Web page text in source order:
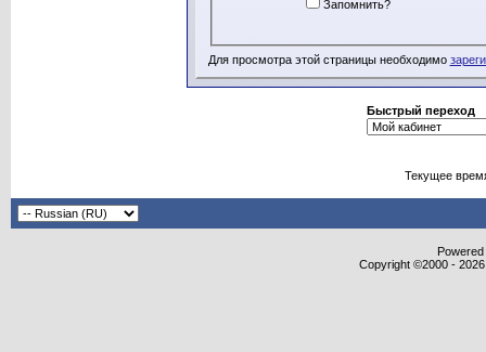
Запомнить?
Для просмотра этой страницы необходимо
Быстрый переход
Текущее
Copyright ©2000 -